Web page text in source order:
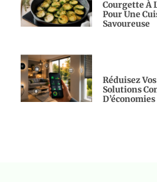
Courgette À
Pour Une
Savoureuse
Réduisez
Solutions